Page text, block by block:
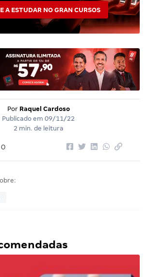
A ESTUDAR NO GRAN CURSOS
Por Raquel Cardoso
Publicado em 09/11/22
2 min. de leitura
0